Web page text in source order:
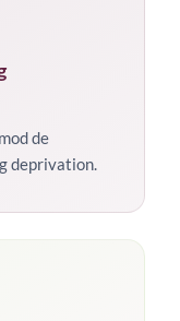
de
deprivation.